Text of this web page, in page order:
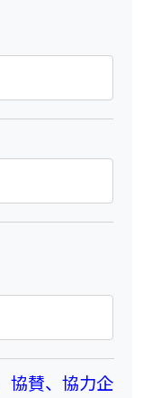
協賛、協力企